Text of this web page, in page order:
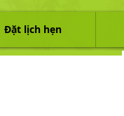
Đặt lịch hẹn